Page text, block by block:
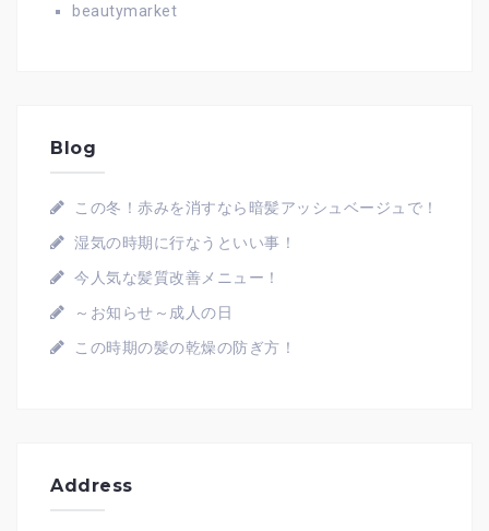
beautymarket
Blog
この冬！赤みを消すなら暗髪アッシュベージュで！
湿気の時期に行なうといい事！
今人気な髪質改善メニュー！
～お知らせ～成人の日
この時期の髪の乾燥の防ぎ方！
Address